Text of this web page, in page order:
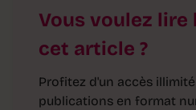
Vous voulez lire
cet article ?
Profitez d'un accès
publications en format